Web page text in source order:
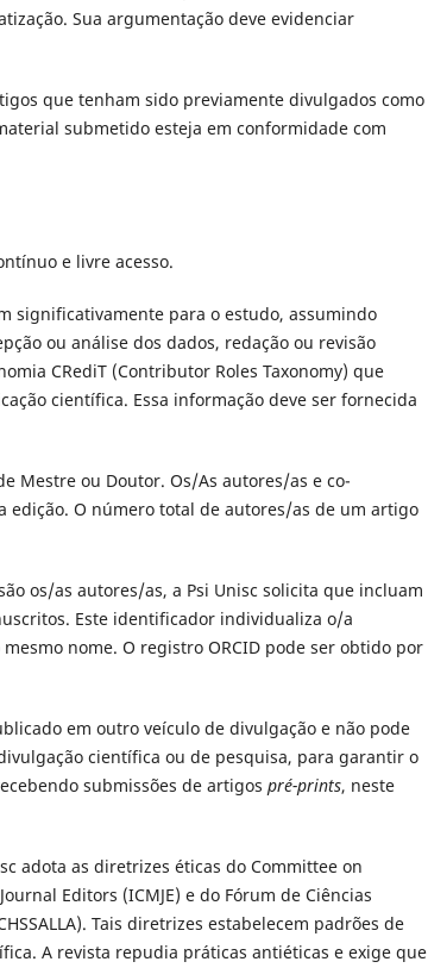
Sua argumentação deve evidenciar
que tenham sido previamente divulgados como
submetido esteja em conformidade com
e livre acesso.
significativamente para o estudo, assumindo
ou análise dos dados, redação ou revisão
CRediT (Contributor Roles Taxonomy) que
científica. Essa informação deve ser fornecida
Mestre ou Doutor. Os/As autores/as e co-
O número total de autores/as de um artigo
os/as autores/as, a Psi Unisc solicita que incluam
Este identificador individualiza o/a
nome. O registro ORCID pode ser obtido por
em outro veículo de divulgação e não pode
científica ou de pesquisa, para garantir o
submissões de artigos pré-prints, neste
adota as diretrizes éticas do Committee on
Editors (ICMJE) e do Fórum de Ciências
Tais diretrizes estabelecem padrões de
A revista repudia práticas antiéticas e exige que